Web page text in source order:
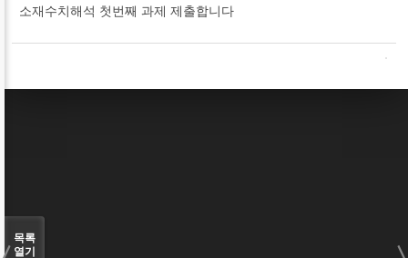
소재수치해석 첫번째 과제 제출합니다
목록
열기
Sketchbook5, 스케치북5
Sketchbook5, 스케치북5